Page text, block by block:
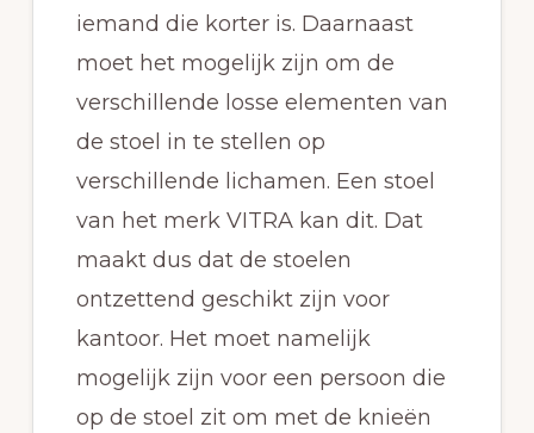
iemand die korter is. Daarnaast
moet het mogelijk zijn om de
verschillende losse elementen van
de stoel in te stellen op
verschillende lichamen. Een stoel
van het merk VITRA kan dit. Dat
maakt dus dat de stoelen
ontzettend geschikt zijn voor
kantoor. Het moet namelijk
mogelijk zijn voor een persoon die
op de stoel zit om met de knieën